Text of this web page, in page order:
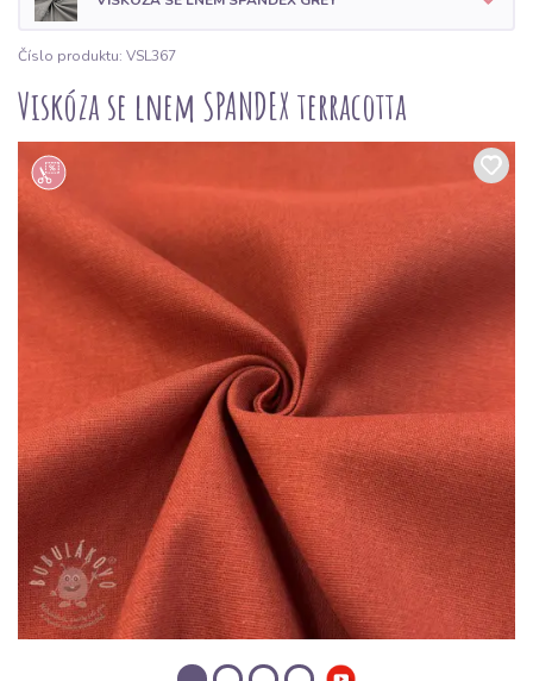
Číslo produktu: VSL367
Viskóza se lnem SPANDEX terracotta